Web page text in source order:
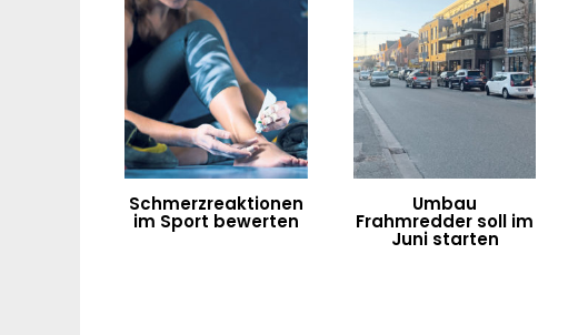
Schmerzreaktionen
im Sport bewerten
Umbau
Frahmredder soll im
Juni starten